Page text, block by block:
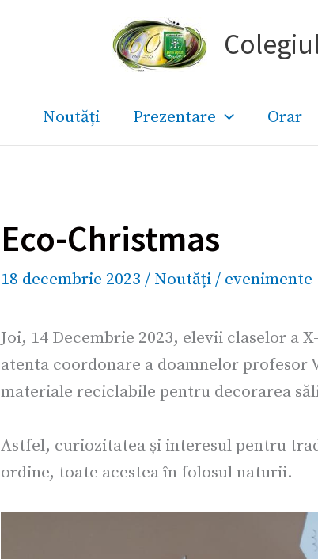
Noutăți Prezentare Orar
Eco-Christmas
18 decembrie 2023 / Noutăți/ evenimente
Joi, 14 Decembrie 2023, elevii claselor a
atenta coordonare a doamnelor profesor
materiale reciclabile pentru decorarea
Astfel, curiozitatea și interesul pentru
ordine, toate acestea în folosul naturii.